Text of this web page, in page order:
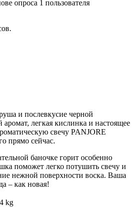
опроса 1 пользователя
и послевкусие черной
легкая кислинка и настоящее
свечу PANJORE
прямо сейчас.
баночке горит особенно
поможет легко потушить свечу и
нежной поверхности воска. Ваша
– как новая!
kg